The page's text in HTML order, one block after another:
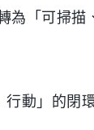
為「可掃描
動」的閉